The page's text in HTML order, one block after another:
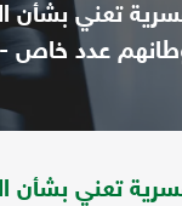
تعني بشأن
عدد خاص
تعني بشأن